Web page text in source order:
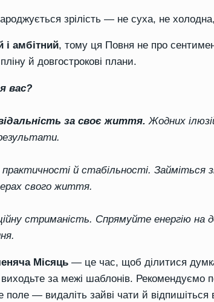
зрілість — не суха, не
і амбітний, тому ця Повня не про
й довгострокові плани.
вас?
за своє життя. Жодних
результати.
практичності й стабільності.
свого життя.
стриманість. Спрямуйте енергію на
Місяць — це час, щоб ділитися
за межі шаблонів. Рекомендуємо
— видаліть зайві чати й відпишіться